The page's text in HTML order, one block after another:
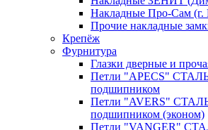
Накладные Про-Сам (г.
Прочие накладные
Крепёж
Фурнитура
Глазки дверные и
Петли "APECS"
подшипником
Петли "AVERS"
подшипником (эконом)
Петли "VANGER"